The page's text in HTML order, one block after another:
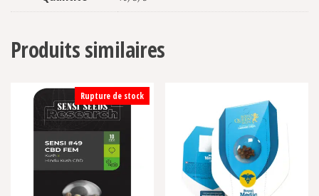
Produits similaires
Rupture de stock